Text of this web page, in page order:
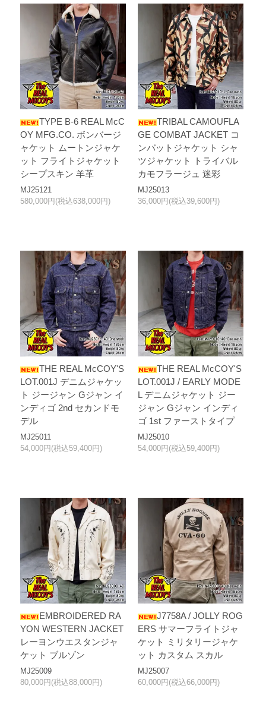
TYPE B-6 REAL McC
OY MFG.CO. ボンバージ
ャケット ムートンジャケ
ット フライトジャケット
シープスキン 羊革
MJ25121
580,000円(税込638,000円)
TRIBAL CAMOUFLA
GE COMBAT JACKET コ
ンバットジャケット シャ
ツジャケット トライバル
カモフラージュ 迷彩
MJ25013
36,000円(税込39,600円)
THE REAL McCOY'S
LOT.001J デニムジャケッ
ト ジージャン Gジャン イ
ンディゴ 2nd セカンドモ
デル
MJ25011
54,000円(税込59,400円)
THE REAL McCOY'S
LOT.001J / EARLY MODE
L デニムジャケット ジー
ジャン Gジャン インディ
ゴ 1st ファーストタイプ
MJ25010
54,000円(税込59,400円)
EMBROIDERED RA
YON WESTERN JACKET
レーヨンウエスタンジャ
ケット ブルゾン
MJ25009
80,000円(税込88,000円)
J7758A / JOLLY ROG
ERS サマーフライトジャ
ケット ミリタリージャケ
ット カスタム スカル
MJ25007
60,000円(税込66,000円)